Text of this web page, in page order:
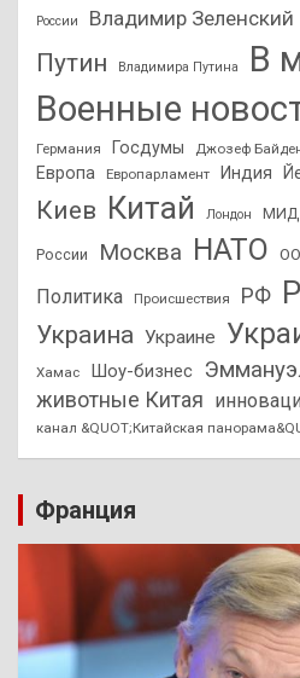
России Владимир Зеленский
Путин
Владимира Путина
В
Военные
Германия Госдумы Джозеф
Европа Европарламент Индия
Киев Китай Лондон МИД
России Москва НАТО
Политика Происшествия РФ
Украина Украине
Хамас Шоу-бизнес
животные Китая
канал &QUOT;Китайская
Франция